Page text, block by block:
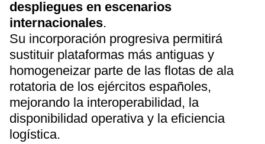
despliegues en escenarios
internacionales.
Su incorporación progresiva permitirá
sustituir plataformas más antiguas y
homogeneizar parte de las flotas de ala
rotatoria de los ejércitos españoles,
mejorando la interoperabilidad, la
disponibilidad operativa y la eficiencia
logística.